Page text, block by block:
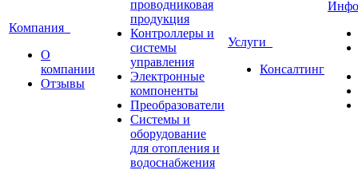
Компания
О
компании
Отзывы
проводниковая
продукция
Контроллеры и
системы
управления
Электронные
компоненты
Преобразователи
Системы и
оборудование
для отопления и
водоснабжения
Услуги
Консалтинг